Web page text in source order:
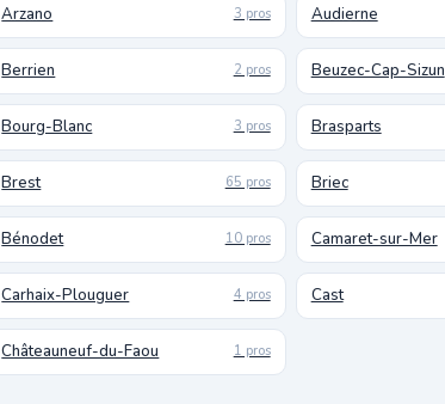
Arzano 3 pros Audierne
Berrien 2 pros Beuzec-Cap-Sizun
Bourg-Blanc 3 pros Brasparts
Brest 65 pros Briec
Bénodet 10 pros Camaret-sur-Mer
Carhaix-Plouguer 4 pros Cast
Châteauneuf-du-Faou 1 pros